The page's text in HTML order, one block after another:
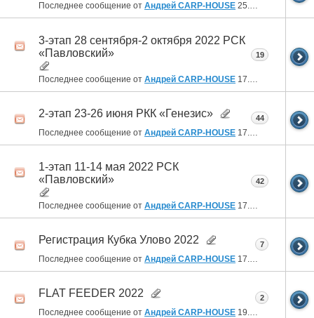
Последнее сообщение от Андрей CARP-HOUSE 25.11.2022 18:00
3-этап 28 сентября-2 октября 2022 РСК
«Павловский»
Последнее сообщение от Андрей CARP-HOUSE 17.11.2022
19
2-этап 23-26 июня РКК «Генезис»
Последнее сообщение от Андрей CARP-HOUSE 17.11.2022 09:42
44
1-этап 11-14 мая 2022 РСК
«Павловский»
Последнее сообщение от Андрей CARP-HOUSE 17.11.2022
42
Регистрация Кубка Улово 2022
Последнее сообщение от Андрей CARP-HOUSE 17.11.2022 09:39
7
FLAT FEEDER 2022
Последнее сообщение от Андрей CARP-HOUSE 19.05.2022 15:22
2